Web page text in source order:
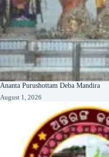
Ananta Purushottam Deba Mandira
August 1, 2026